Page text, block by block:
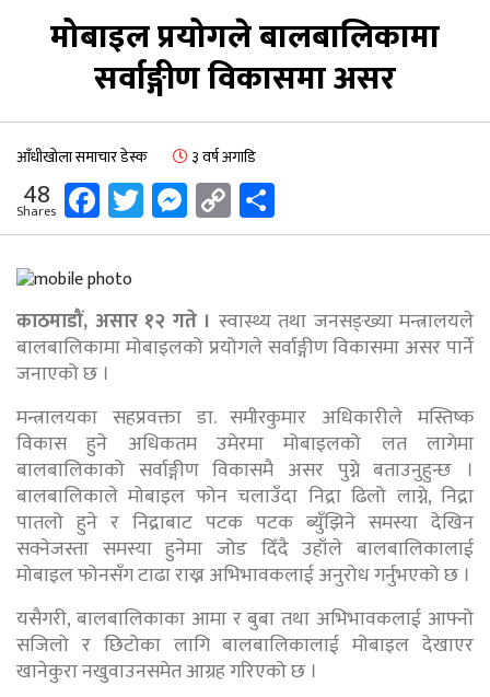
मोबाइल प्रयोगले बालबालिकामा
सर्वाङ्गीण विकासमा असर
आँधीखोला समाचार डेस्क ३ वर्ष अगाडि
48
Shares Facebook
Twitter
Messenger
Copy
Link
काठमाडौं, असार १२ गते । स्वास्थ्य तथा जनसङ्ख्या मन्त्रालयले
बालबालिकामा मोबाइलको प्रयोगले सर्वाङ्गीण विकासमा असर पार्ने
जनाएको छ ।
मन्त्रालयका सहप्रवक्ता डा. समीरकुमार अधिकारीले मस्तिष्क
विकास हुने अधिकतम उमेरमा मोबाइलको लत लागेमा
बालबालिकाको सर्वाङ्गीण विकासमै असर पुग्ने बताउनुहुन्छ ।
बालबालिकाले मोबाइल फोन चलाउँदा निद्रा ढिलो लाग्ने, निद्रा
पातलो हुने र निद्राबाट पटक पटक ब्युँझिने समस्या देखिन
सक्नेजस्ता समस्या हुनेमा जोड दिँदै उहाँले बालबालिकालाई
मोबाइल फोनसँग टाढा राख्न अभिभावकलाई अनुरोध गर्नुभएको छ ।
यसैगरी, बालबालिकाका आमा र बुबा तथा अभिभावकलाई आफ्नो
सजिलो र छिटोका लागि बालबालिकालाई मोबाइल देखाएर
खानेकुरा नखुवाउनसमेत आग्रह गरिएको छ ।